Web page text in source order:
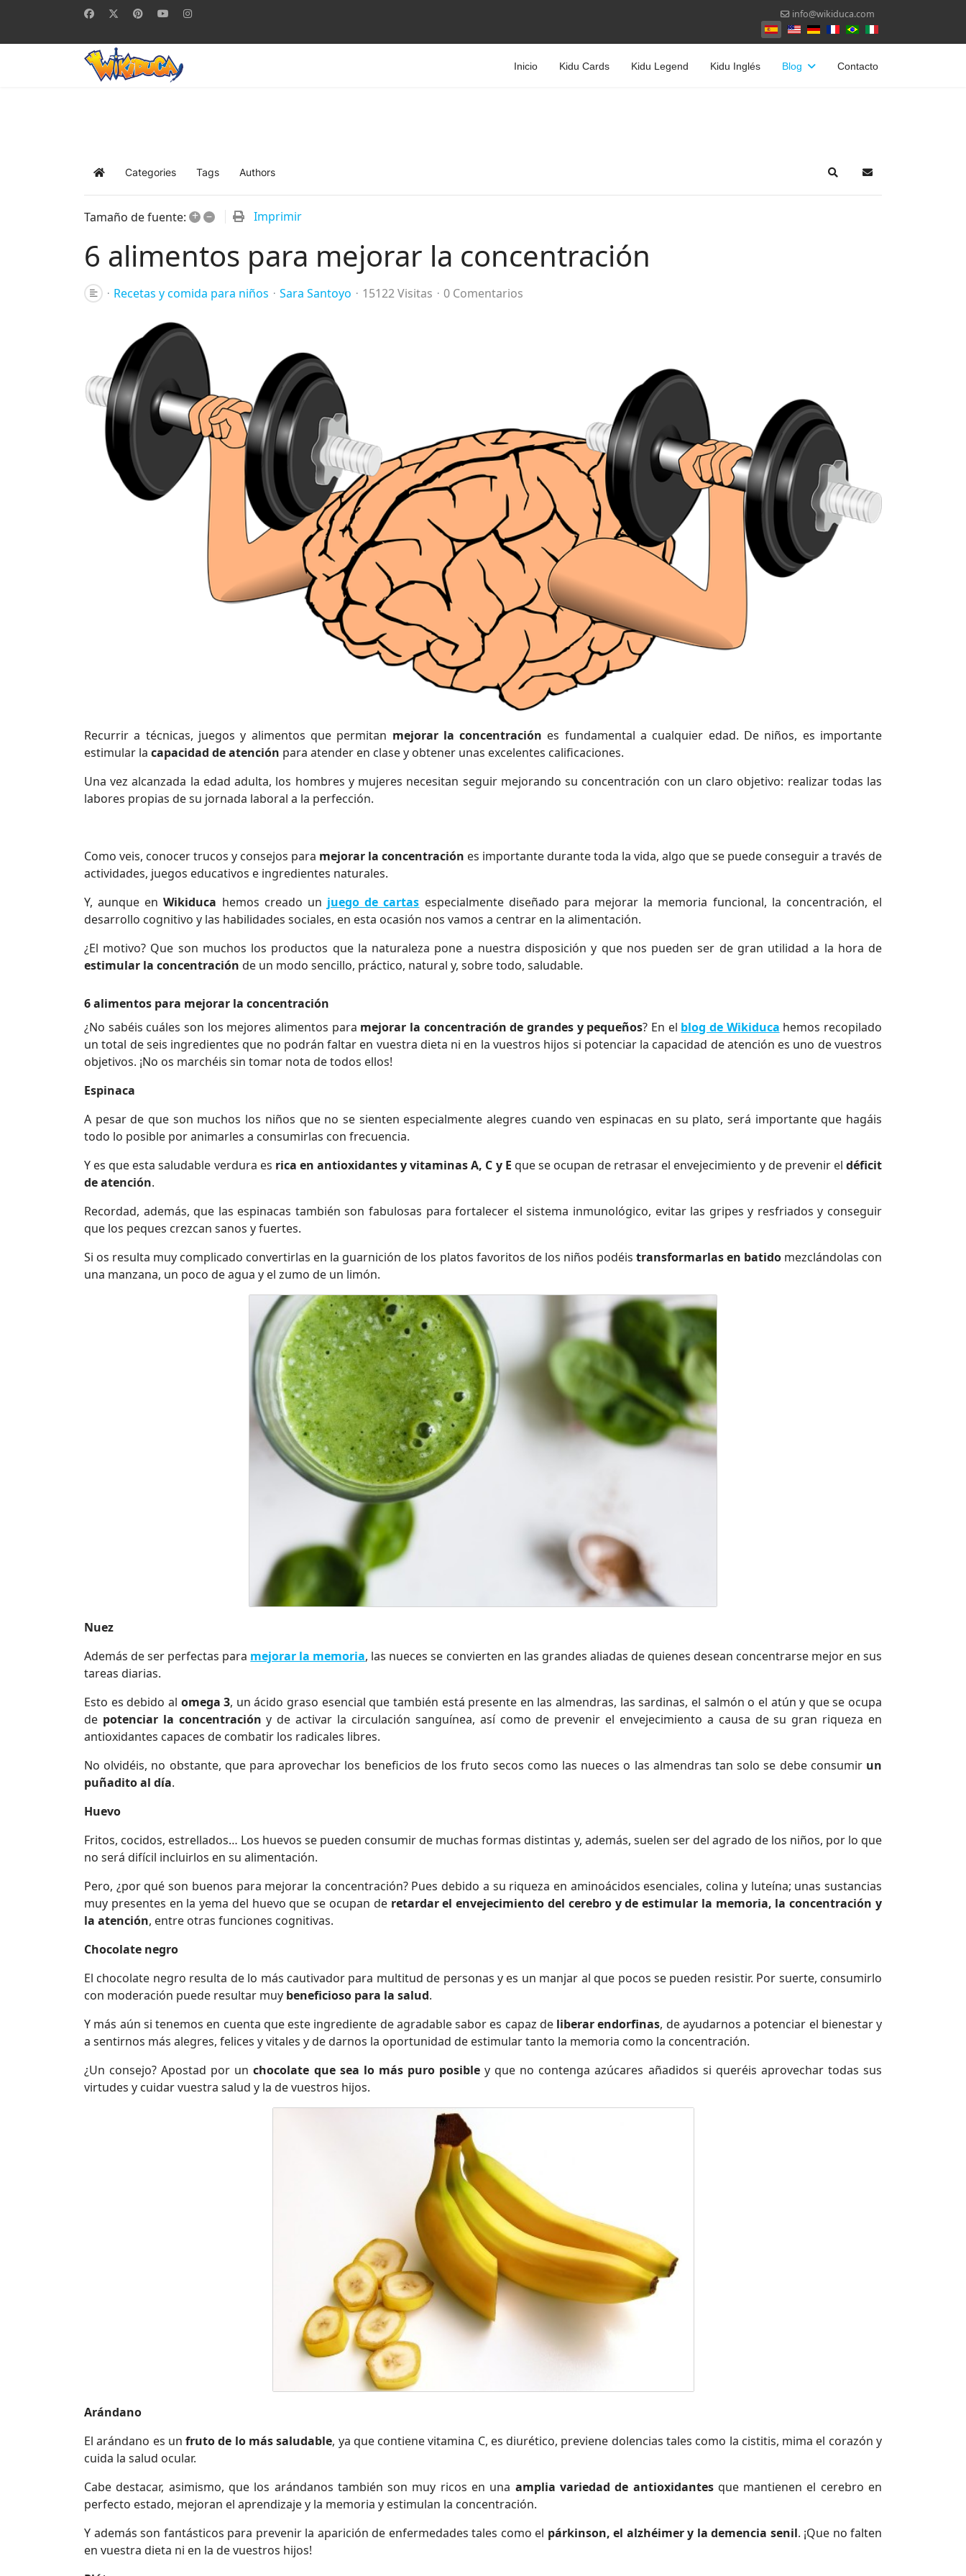
info@wikiduca.com
Seleccione su idioma
Inicio Kidu Cards Kidu Legend Kidu Inglés Blog Contacto
Home Categories Tags Authors SearchSuscribirse a las
Tamaño de fuente: + – Imprimir
6 alimentos para mejorar la concentración
Recetas y comida para niños Sara Santoyo 15122 Visitas 0 Comentarios
Recurrir a técnicas, juegos y alimentos que permitan mejorar la concentración es fundamental a cualquier edad. De niños, es importante
estimular la capacidad de atención para atender en clase y obtener unas excelentes calificaciones.
Una vez alcanzada la edad adulta, los hombres y mujeres necesitan seguir mejorando su concentración con un claro objetivo: realizar todas las
labores propias de su jornada laboral a la perfección.
Como veis, conocer trucos y consejos para mejorar la concentración es importante durante toda la vida, algo que se puede conseguir a través de
actividades, juegos educativos e ingredientes naturales.
Y, aunque enWikiduca hemos creado un juego de cartas especialmente diseñado para mejorar la memoria funcional, la concentración, el
desarrollo cognitivo y las habilidades sociales, en esta ocasión nos vamos a centrar en la alimentación.
¿El motivo? Que son muchos los productos que la naturaleza pone a nuestra disposición y que nos pueden ser de gran utilidad a la hora de
estimular la concentración de un modo sencillo, práctico, natural y, sobre todo, saludable.
6 alimentos para mejorar la concentración
¿No sabéis cuáles son los mejores alimentos para mejorar la concentración de grandes y pequeños? En el blog de Wikiduca hemos recopilado
un total de seis ingredientes que no podrán faltar en vuestra dieta ni en la vuestros hijos si potenciar la capacidad de atención es uno de vuestros
objetivos. ¡No os marchéis sin tomar nota de todos ellos!
Espinaca
A pesar de que son muchos los niños que no se sienten especialmente alegres cuando ven espinacas en su plato, será importante que hagáis
todo lo posible por animarles a consumirlas con frecuencia.
Y es que esta saludable verdura es rica en antioxidantes y vitaminas A, C y E que se ocupan de retrasar el envejecimiento y de prevenir eldéficit
de atención.
Recordad, además, que las espinacas también son fabulosas para fortalecer el sistema inmunológico, evitar las gripes y resfriados y conseguir
que los peques crezcan sanos y fuertes.
Si os resulta muy complicado convertirlas en la guarnición de los platos favoritos de los niños podéis transformarlas en batidomezclándolas con
una manzana, un poco de agua y el zumo de un limón.
Nuez
Además de ser perfectas para mejorar la memoria, las nueces se convierten en las grandes aliadas de quienes desean concentrarse mejor en sus
tareas diarias.
Esto es debido al omega 3, un ácido graso esencial que también está presente en las almendras, las sardinas, el salmón o el atún y que se ocupa
de potenciar la concentración y de activar la circulación sanguínea, así como de prevenir el envejecimiento a causa de su gran riqueza en
antioxidantes capaces de combatir los radicales libres.
No olvidéis, no obstante, que para aprovechar los beneficios de los fruto secos como las nueces o las almendras tan solo se debe consumir un
puñadito al día.
Huevo
Fritos, cocidos, estrellados… Los huevos se pueden consumir de muchas formas distintas y, además, suelen ser del agrado de los niños, por lo que
no será difícil incluirlos en su alimentación.
Pero, ¿por qué son buenos para mejorar la concentración? Pues debido a su riqueza en aminoácidos esenciales, colina y luteína; unas sustancias
muy presentes en la yema del huevo que se ocupan de retardar el envejecimiento del cerebro y de estimular la memoria, la concentración y
la atención, entre otras funciones cognitivas.
Chocolate negro
El chocolate negro resulta de lo más cautivador para multitud de personas y es un manjar al que pocos se pueden resistir. Por suerte, consumirlo
con moderación puede resultar muy beneficioso para la salud.
Y más aún si tenemos en cuenta que este ingrediente de agradable sabor es capaz de liberar endorfinas, de ayudarnos a potenciar el bienestar y
a sentirnos más alegres, felices y vitales y de darnos la oportunidad de estimular tanto la memoria como la concentración.
¿Un consejo? Apostad por unchocolate que sea lo más puro posible y que no contenga azúcares añadidos si queréis aprovechar todas sus
virtudes y cuidar vuestra salud y la de vuestros hijos.
Arándano
El arándano es unfruto de lo más saludable, ya que contiene vitamina C, es diurético, previene dolencias tales como la cistitis, mima el corazón y
cuida la salud ocular.
Cabe destacar, asimismo, que los arándanos también son muy ricos en una amplia variedad de antioxidantesque mantienen el cerebro en
perfecto estado, mejoran el aprendizaje y la memoria y estimulan la concentración.
Y además son fantásticos para prevenir la aparición de enfermedades tales como el párkinson, el alzhéimer y la demencia senil. ¡Que no falten
en vuestra dieta ni en la de vuestros hijos!